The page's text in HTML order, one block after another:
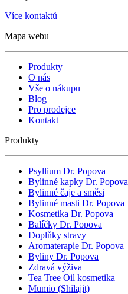
Více kontaktů
Mapa webu
Produkty
O nás
Vše o nákupu
Blog
Pro prodejce
Kontakt
Produkty
Psyllium Dr. Popova
Bylinné kapky Dr. Popova
Bylinné čaje a směsi
Bylinné masti Dr. Popova
Kosmetika Dr. Popova
Balíčky Dr. Popova
Doplňky stravy
Aromaterapie Dr. Popova
Byliny Dr. Popova
Zdravá výživa
Tea Tree Oil kosmetika
Mumio (Shilajit)